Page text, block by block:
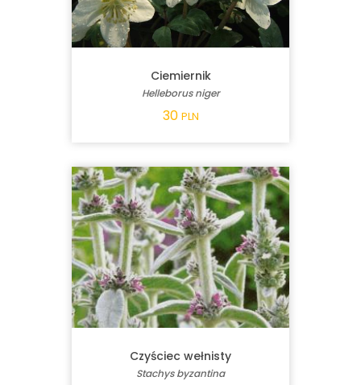
Ciemiernik
Helleborus niger
30 PLN
Czyściec wełnisty
Stachys byzantina